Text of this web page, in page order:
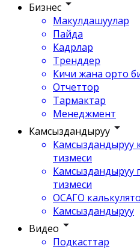
Бизнес
Макулдашуулар
Пайда
Кадрлар
Тренддер
Кичи жана орто
Отчеттор
Тармактар
Менеджмент
Камсыздандыруу
Камсыздандыруу
тизмеси
Камсыздандыруу
тизмеси
ОСАГО
Камсыздандыруу
Видео
Подкасттар